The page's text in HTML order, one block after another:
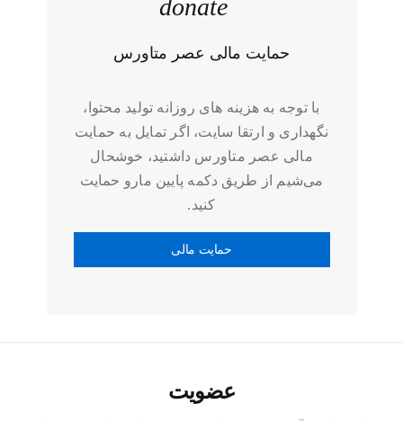
حمایت مالی عصر متاورس
با توجه به هزینه های روزانه تولید محتوا،
نگهداری و ارتقا سایت، اگر تمایل به حمایت
مالی عصر متاورس داشتید، خوشحال
می‌شیم از طریق دکمه پایین مارو حمایت
کنید.
عضویت